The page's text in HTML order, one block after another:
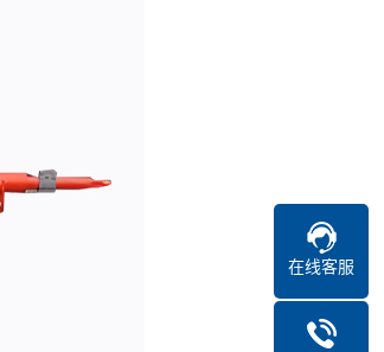
在线客服